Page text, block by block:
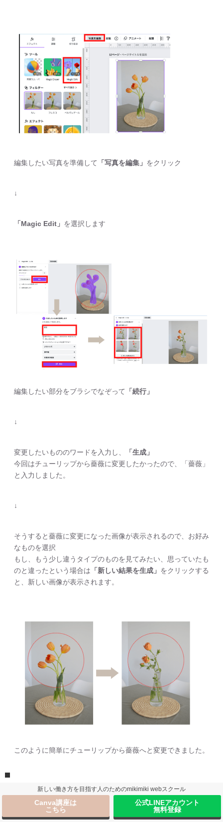
編集したい写真を準備して 「写真を編集」 をクリック
↓
「Magic Edit」 を選択します
編集したい部分をブラシでなぞって 「続行」
↓
変更したいもののワードを入力し、
「生成」
今回はチューリップから薔薇に変更したかったので、「薔薇」
と入力しました。
↓
そうすると薔薇に変更になった画像が表示されるので、お好み
なものを選択
もし、もう少し違うタイプのものを見てみたい、思っていたも
のと違ったという場合は 「新しい結果を生成」 をクリックする
と、新しい画像が表示されます。
このように簡単にチューリップから薔薇へと変更できました。
②写真に素材を追加する方法
新しい働き方を目指す人のためのmikimiki webスクール
Canva講座は
こちら
公式LINEアカウント
無料登録